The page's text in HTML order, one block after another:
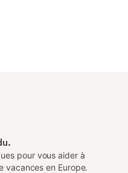
pour vous aider à
vacances en Europe.